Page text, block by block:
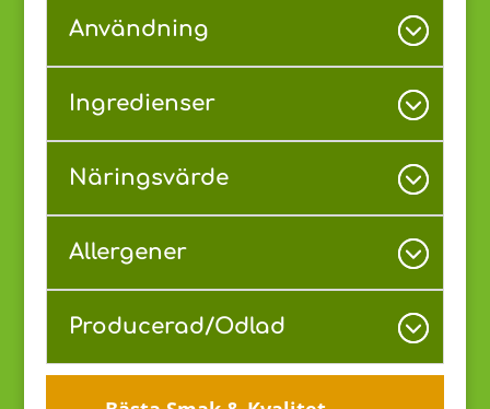
Användning
Ingredienser
Näringsvärde
Allergener
Producerad/Odlad